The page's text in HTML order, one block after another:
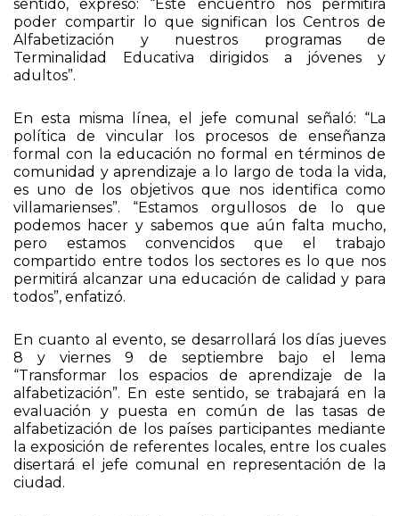
sentido, expresó: “Este encuentro nos permitirá
poder compartir lo que significan los Centros de
Alfabetización y nuestros programas de
Terminalidad Educativa dirigidos a jóvenes y
adultos”.
En esta misma línea, el jefe comunal señaló: “La
política de vincular los procesos de enseñanza
formal con la educación no formal en términos de
comunidad y aprendizaje a lo largo de toda la vida,
es uno de los objetivos que nos identifica como
villamarienses”. “Estamos orgullosos de lo que
podemos hacer y sabemos que aún falta mucho,
pero estamos convencidos que el trabajo
compartido entre todos los sectores es lo que nos
permitirá alcanzar una educación de calidad y para
todos”, enfatizó.
En cuanto al evento, se desarrollará los días jueves
8 y viernes 9 de septiembre bajo el lema
“Transformar los espacios de aprendizaje de la
alfabetización”. En este sentido, se trabajará en la
evaluación y puesta en común de las tasas de
alfabetización de los países participantes mediante
la exposición de referentes locales, entre los cuales
disertará el jefe comunal en representación de la
ciudad.